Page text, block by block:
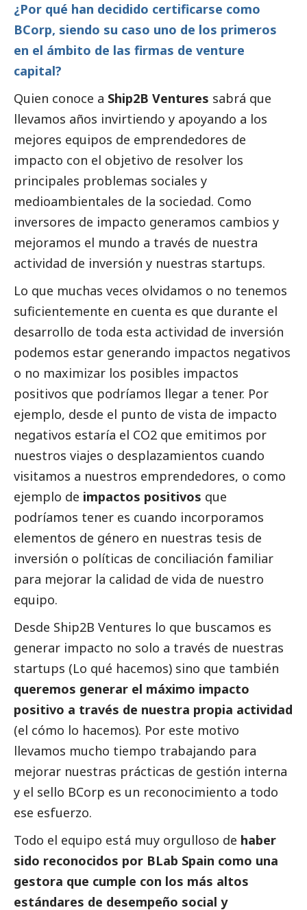
¿Por qué han decidido certificarse como
BCorp, siendo su caso uno de los primeros
en el ámbito de las firmas de venture
capital?
Quien conoce a Ship2B Ventures sabrá que
llevamos años invirtiendo y apoyando a los
mejores equipos de emprendedores de
impacto con el objetivo de resolver los
principales problemas sociales y
medioambientales de la sociedad. Como
inversores de impacto generamos cambios y
mejoramos el mundo a través de nuestra
actividad de inversión y nuestras startups.
Lo que muchas veces olvidamos o no tenemos
suficientemente en cuenta es que durante el
desarrollo de toda esta actividad de inversión
podemos estar generando impactos negativos
o no maximizar los posibles impactos
positivos que podríamos llegar a tener. Por
ejemplo, desde el punto de vista de impacto
negativos estaría el CO2 que emitimos por
nuestros viajes o desplazamientos cuando
visitamos a nuestros emprendedores, o como
ejemplo de impactos positivos que
podríamos tener es cuando incorporamos
elementos de género en nuestras tesis de
inversión o políticas de conciliación familiar
para mejorar la calidad de vida de nuestro
equipo.
Desde Ship2B Ventures lo que buscamos es
generar impacto no solo a través de nuestras
startups (Lo qué hacemos) sino que también
queremos generar el máximo impacto
positivo a través de nuestra propia actividad
(el cómo lo hacemos). Por este motivo
llevamos mucho tiempo trabajando para
mejorar nuestras prácticas de gestión interna
y el sello BCorp es un reconocimiento a todo
ese esfuerzo.
Todo el equipo está muy orgulloso de haber
sido reconocidos por BLab Spain como una
gestora que cumple con los más altos
estándares de desempeño social y